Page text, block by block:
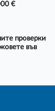
€
проверки
във